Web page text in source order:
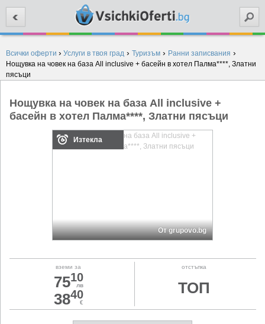
Всички оферти › Услуги в твоя град › Туризъм › Ранни записвания ›
Нощувка на човек на база All inclusive + басейн в хотел Палма****, Златни
пясъци
Нощувка на човек на база All inclusive +
басейн в хотел Палма****, Златни пясъци
Изтекла
От grupovo.bg
вземи за
7510
лв
3840
€
отстъпка
ТОП